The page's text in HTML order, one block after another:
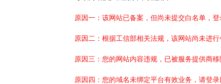
原因一：该网站已备案，但尚未提交白名单，
原因二：根据工信部相关法规，该网站尚未进
原因三：您的网站内容违规，已被服务提供商
原因四：您的域名未绑定平台有效业务，请登